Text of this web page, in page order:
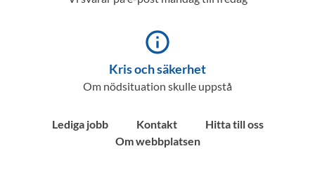
info_outline
Kris och säkerhet
Om nödsituation skulle uppstå
Lediga jobb Kontakt
Hitta till oss
Om webbplatsen